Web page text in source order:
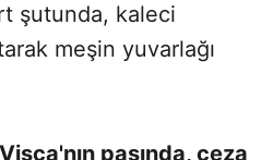
şutunda, kaleci
meşin yuvarlağı
pasında, ceza